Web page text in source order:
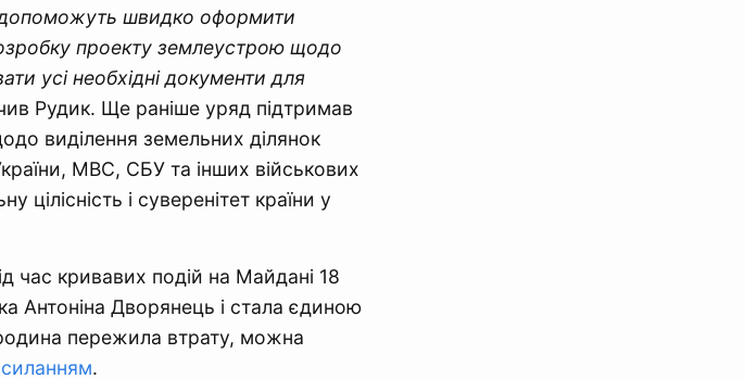
допоможуть швидко оформити
проекту землеустрою щодо
усі необхідні документи для
Рудик. Ще раніше уряд підтримав
виділення земельних ділянок
МВС, СБУ та інших військових
і суверенітет країни у
час кривавих подій на Майдані 18
Антоніна Дворянець і стала єдиною
пережила втрату, можна
.